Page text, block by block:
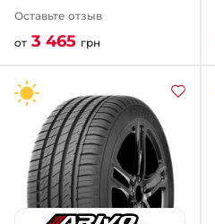
Оставьте отзыв
от 3 465 грн